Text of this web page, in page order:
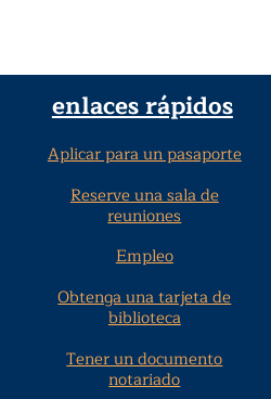
enlaces rápidos
Aplicar para un pasaporte
Reserve una sala de
reuniones
Empleo
Obtenga una tarjeta de
biblioteca
Tener un documento
notariado